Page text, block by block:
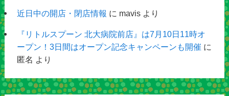
近日中の開店・閉店情報 に mavisより
『リトルスプーン 北大病院前店』は7月10日11時オ
ープン！3日間はオープン記念キャンペーンも開催 に
匿名 より